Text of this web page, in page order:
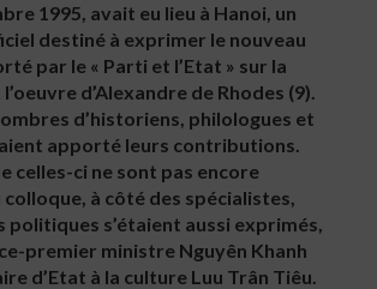
1995, avait eu lieu à Hanoi, un
destiné à exprimer le nouveau
par le « Parti et l’Etat » sur la
d’Alexandre de Rhodes (9).
d’historiens, philologues et
apporté leurs contributions.
celles-ci ne sont pas encore
colloque, à côté des spécialistes,
politiques s’étaient aussi exprimés,
premier ministre Nguyên Khanh
d’Etat à la culture Luu Trân Tiêu.